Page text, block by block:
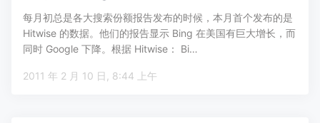
每月初总是各大搜索份额报告发布的时候，本月首个发布的是
Hitwise 的数据。他们的报告显示 Bing 在美国有巨大增长，而
同时 Google 下降。根据 Hitwise： Bi…
2011 年 2 月 10 日, 8:44 上午